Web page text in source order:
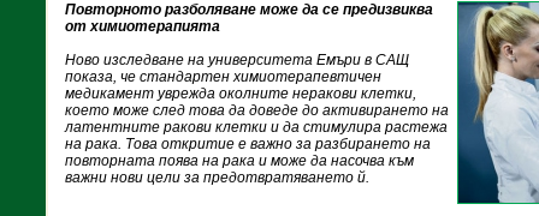
Повторното разболяване може да се предизвиква
от химиотерапията
Ново изследване на университета Емъри в САЩ
показа, че стандартен химиотерапевтичен
медикамент уврежда околните неракови клетки,
което може след това да доведе до активирането на
латентните ракови клетки и да стимулира растежа
на рака. Това откритие е важно за разбирането на
повторната поява на рака и може да насочва към
важни нови цели за предотвратяването й.